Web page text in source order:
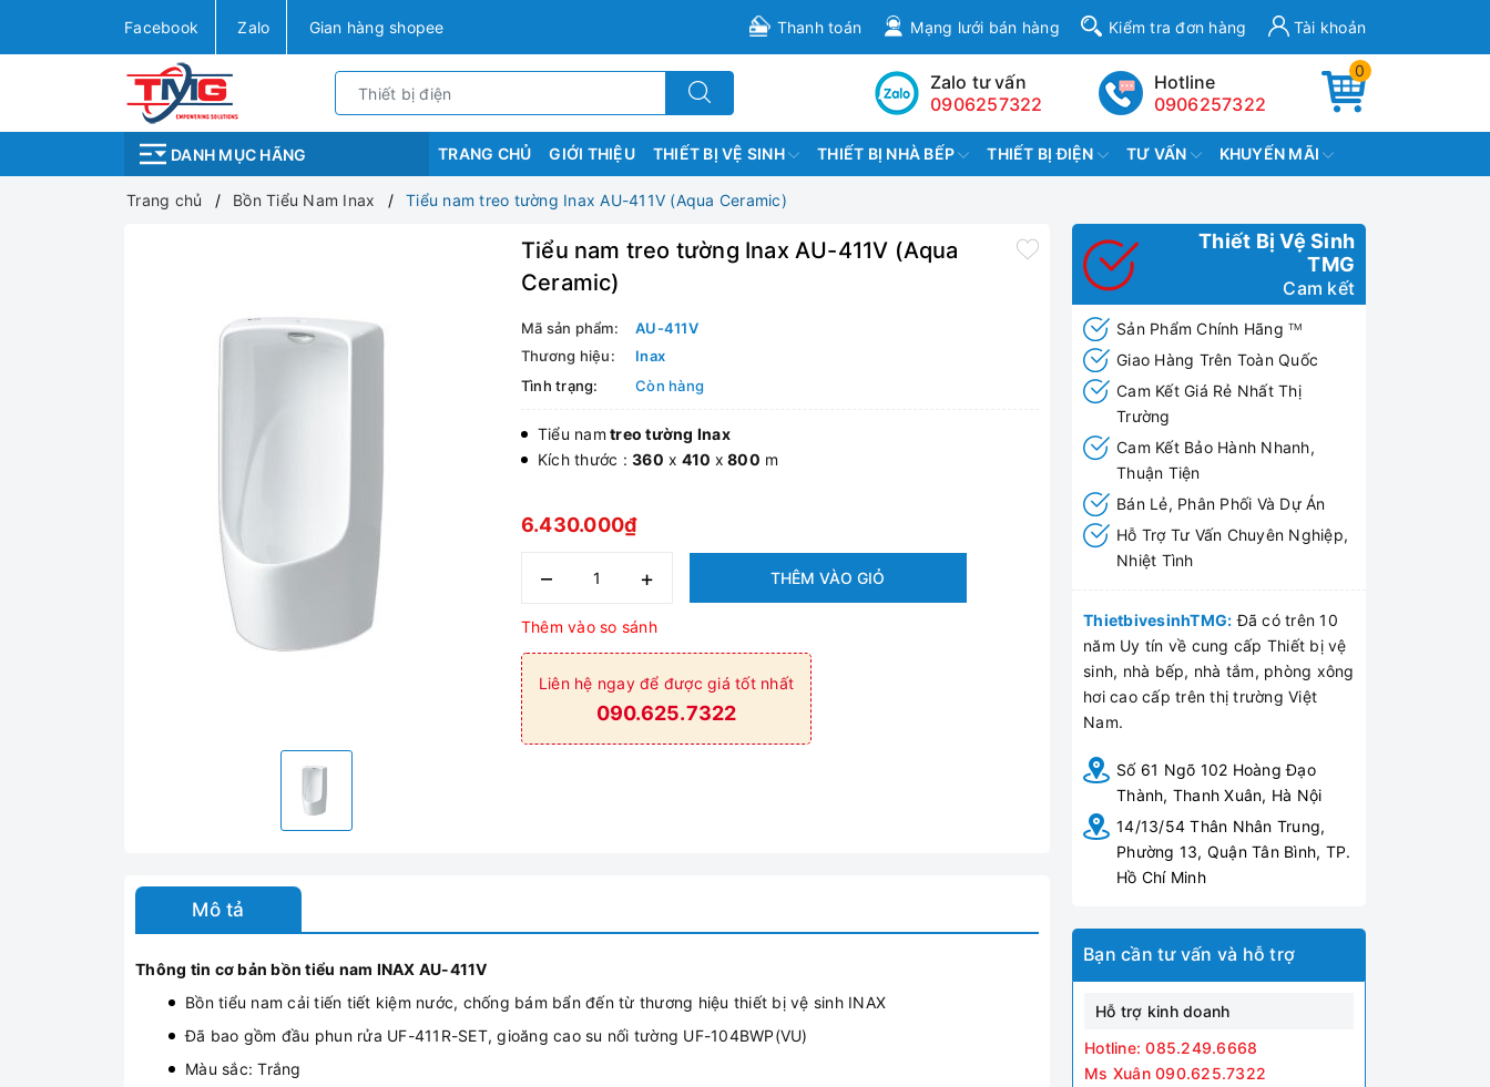
Facebook Zalo Gian hàng shopee Thanh toán Mạng lưới bán hàng Kiểm tra đơn hàng Tài khoản
0
Hotline
0906257322
Zalo tư vấn
0906257322
DANH MỤC HÃNG TRANG CHỦ GIỚI THIỆU THIẾT BỊ VỆ SINH THIẾT BỊ NHÀ BẾP THIẾT BỊ ĐIỆN TƯ VẤN KHUYẾN MÃI
Trang chủ Bồn Tiểu Nam Inax Tiểu nam treo tường Inax AU-411V (Aqua Ceramic)
Tiểu nam treo tường Inax AU-411V (Aqua
Ceramic)
Mã sản phẩm:
AU-411V
Thương hiệu:
Inax
Tình trạng:
Còn hàng
Tiểu nam treo tường Inax
Kích thước :360 x 410 x 800 m
6.430.000₫
– + THÊM VÀO GIỎ
Thêm vào so sánh
Liên hệ ngay để được giá tốt nhất
090.625.7322
Mô tả
Thông tin cơ bản bồn tiểu nam INAX AU-411V
Bồn tiểu nam cải tiến tiết kiệm nước, chống bám bẩn đến từ thương hiệu thiết bị vệ sinh INAX
Đã bao gồm đầu phun rửa UF-411R-SET, gioăng cao su nối tường UF-104BWP(VU)
Màu sắc: Trắng
Thiết Bị Vệ Sinh
TMG
Cam kết
Sản Phẩm Chính Hãng TM
Giao Hàng Trên Toàn Quốc
Cam Kết Giá Rẻ Nhất Thị
Trường
Cam Kết Bảo Hành Nhanh,
Thuận Tiện
Bán Lẻ, Phân Phối Và Dự Án
Hỗ Trợ Tư Vấn Chuyên Nghiệp,
Nhiệt Tình
ThietbivesinhTMG: Đã có trên 10
năm Uy tín về cung cấp Thiết bị vệ
sinh, nhà bếp, nhà tắm, phòng xông
hơi cao cấp trên thị trường Việt
Nam.
Số 61 Ngõ 102 Hoàng Đạo
Thành, Thanh Xuân, Hà Nội
14/13/54 Thân Nhân Trung,
Phường 13, Quận Tân Bình, TP.
Hồ Chí Minh
Bạn cần tư vấn và hỗ trợ
Hỗ trợ kinh doanh
Hotline: 085.249.6668
Ms Xuân 090.625.7322